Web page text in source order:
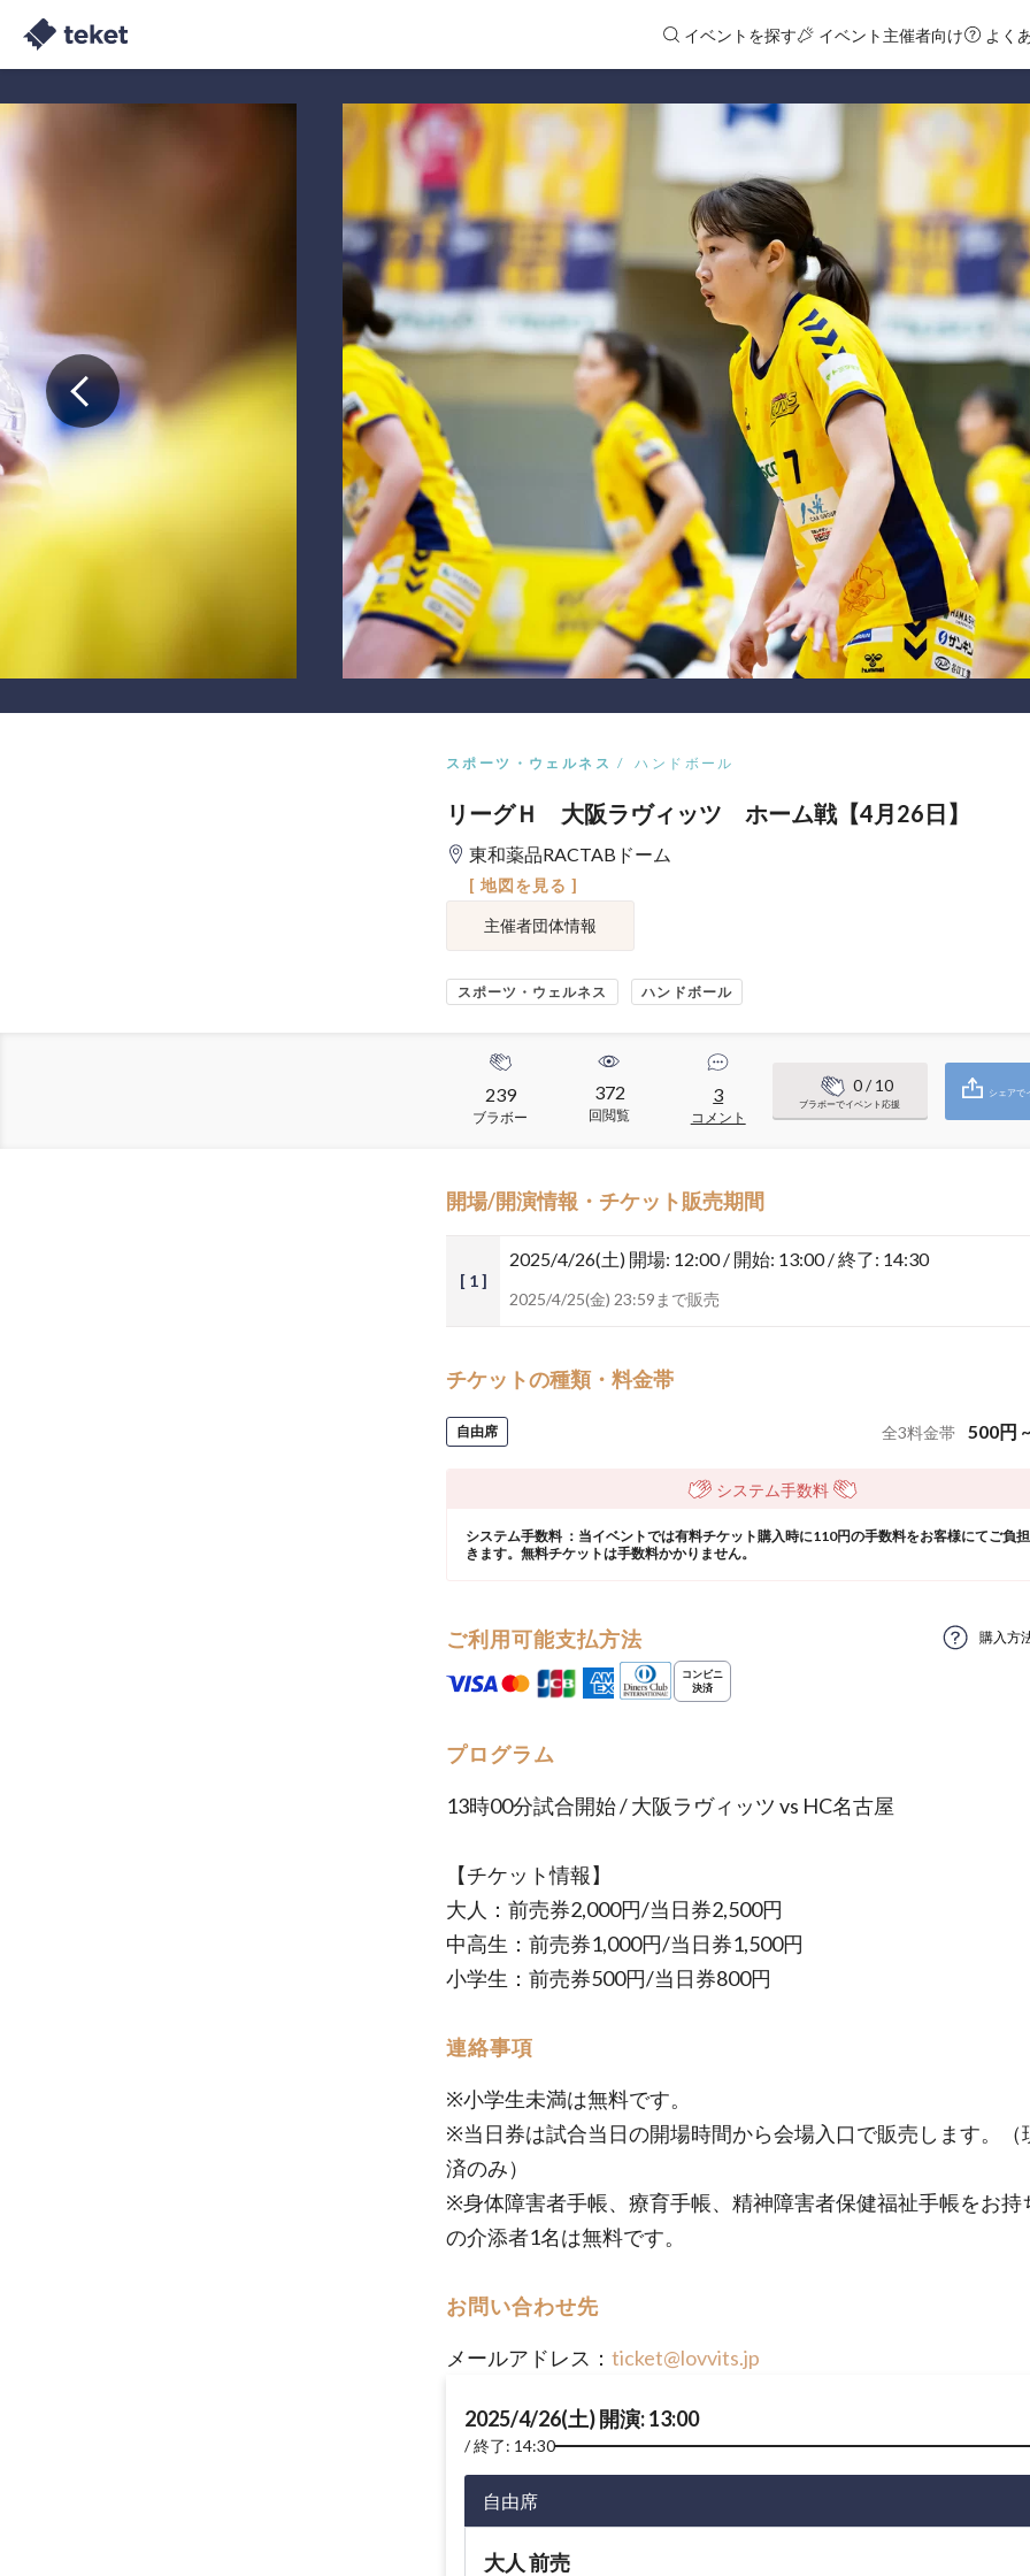
イベントを探す イベント主催者向け よく
スポーツ・ウェルネス ハンドボール
リーグＨ 大阪ラヴィッツ ホーム戦【4月26日】
東和薬品RACTABドーム
[ 地図を見る ]
主催者団体情報
スポーツ・ウェルネス ハンドボール
239
ブラボー
372
回閲覧
3
コメント
0/ 10
ブラボーでイベント応援
シェアで
開場/開演情報・チケット販売期間
[ 1 ]
2025/4/26(土) 開場: 12:00 / 開始: 13:00 / 終了: 14:30
2025/4/25(金) 23:59まで販売
チケットの種類・料金帯
自由席 全3料金帯 500円 ~
システム手数料
システム手数料 ：当イベントでは有料チケット購入時に110円の手数料をお客様にてご負
きます。無料チケットは手数料かかりません。
ご利用可能支払方法 購入方
プログラム
13時00分試合開始 / 大阪ラヴィッツ vs HC名古屋
【チケット情報】
大人：前売券2,000円/当日券2,500円
中高生：前売券1,000円/当日券1,500円
小学生：前売券500円/当日券800円
連絡事項
※小学生未満は無料です。
※当日券は試合当日の開場時間から会場入口で販売します。（
済のみ）
※身体障害者手帳、療育手帳、精神障害者保健福祉手帳をお持
の介添者1名は無料です。
お問い合わせ先
メールアドレス： ticket@lovvits.jp
2025/4/26(土) 開演: 13:00
終了: 14:30
自由席
大人 前売